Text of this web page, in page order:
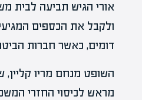
אורי הגיש תביעה לבית
ולקבל את הכספים
דומים, כאשר חברות
השופט מנחם מריו
מראש לכיסוי החזרי